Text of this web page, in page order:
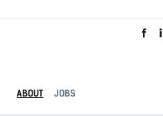
ABOUT JOBS